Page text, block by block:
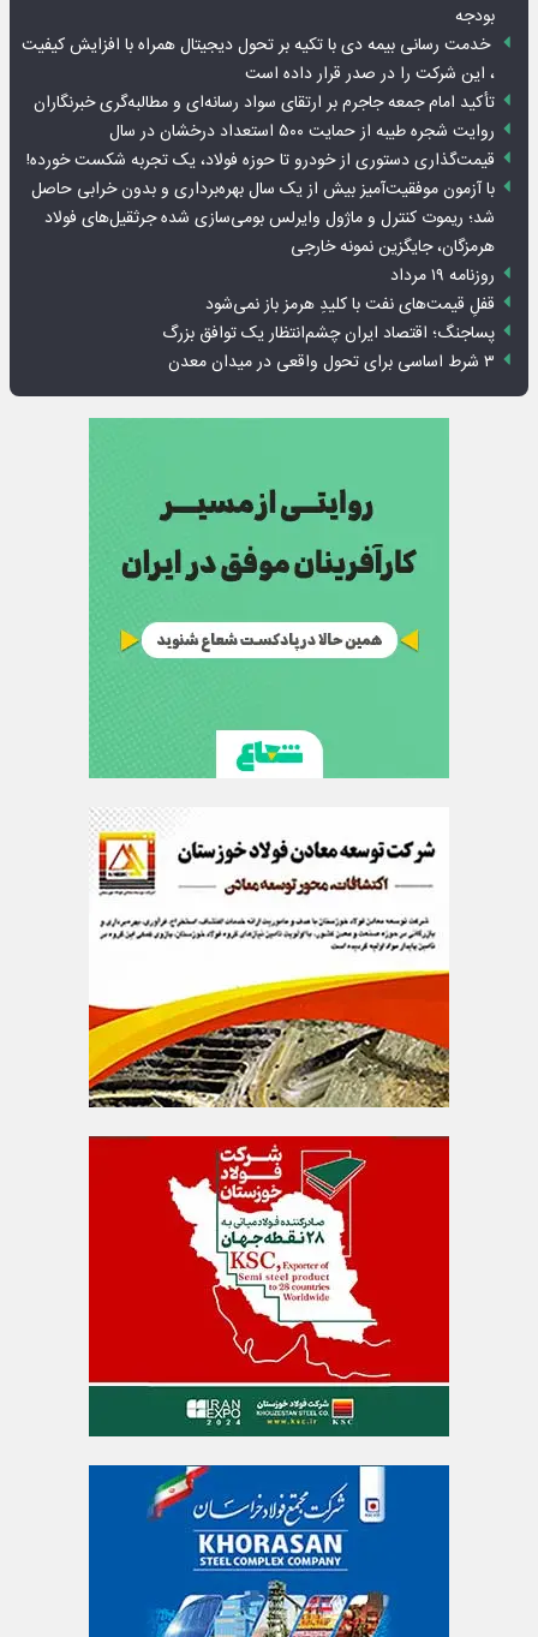
بودجه
خدمت رسانی بیمه دی با تکیه بر تحول دیجیتال همراه با افزایش کیفیت
، این شرکت را در صدر قرار داده است
تأکید امام جمعه جاجرم بر ارتقای سواد رسانه‌ای و مطالبه‌گری خبرنگاران
روایت شجره طیبه از حمایت ۵۰۰ استعداد درخشان در سال
قیمت‌گذاری دستوری از خودرو تا حوزه فولاد، یک تجربه شکست خورده!
با آزمون موفقیت‌آمیز بیش از یک سال بهره‌برداری و بدون خرابی حاصل
شد؛ ریموت کنترل و ماژول وایرلس بومی‌سازی شده جرثقیل‌های فولاد
هرمزگان، جایگزین نمونه خارجی
روزنامه ۱۹ مرداد
قفلِ قیمت‌های نفت با کلیدِ هرمز باز نمی‌شود
پساجنگ؛ اقتصاد ایران چشم‌انتظار یک توافق بزرگ
۳ شرط اساسی برای تحول واقعی در میدان معدن